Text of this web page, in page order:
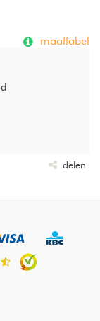
maattabel
delen